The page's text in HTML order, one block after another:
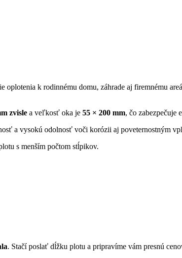
oplotenia k rodinnému domu, záhrade aj firemnému
zvisle a veľkosť oka je 55 × 200 mm, čo zabezpečuje
a vysokú odolnosť voči korózii aj poveternostným
s menším počtom stĺpikov.
. Stačí poslať dĺžku plotu a pripravíme vám presnú